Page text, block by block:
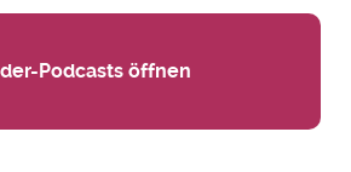
Podcasts öffnen